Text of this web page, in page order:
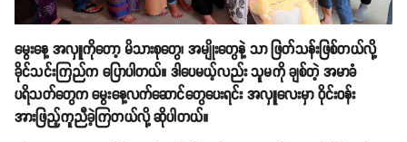
မွေးနေ့ အလှူကိုတော့ မိသားစုတွေ၊ အမျိုးတွေနဲ့ သာ ဖြတ်သန်းဖြစ်တယ်လို့
ခိုင်သင်းကြည်က ပြောပါတယ်။ ဒါပေမယ့်လည်း သူမကို ချစ်တဲ့ အမာခံ
ပရိသတ်တွေက မွေးနေ့လက်ဆောင်တွေပေးရင်း အလှူလေးမှာ ဝိုင်းဝန်း
အားဖြည့်ကူညီခဲ့ကြတယ်လို့ ဆိုပါတယ်။